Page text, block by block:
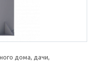
дома, дачи,